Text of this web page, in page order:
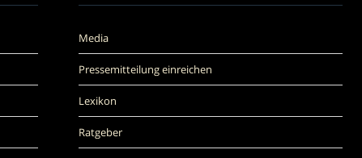
Media
Pressemitteilung einreichen
Lexikon
Ratgeber